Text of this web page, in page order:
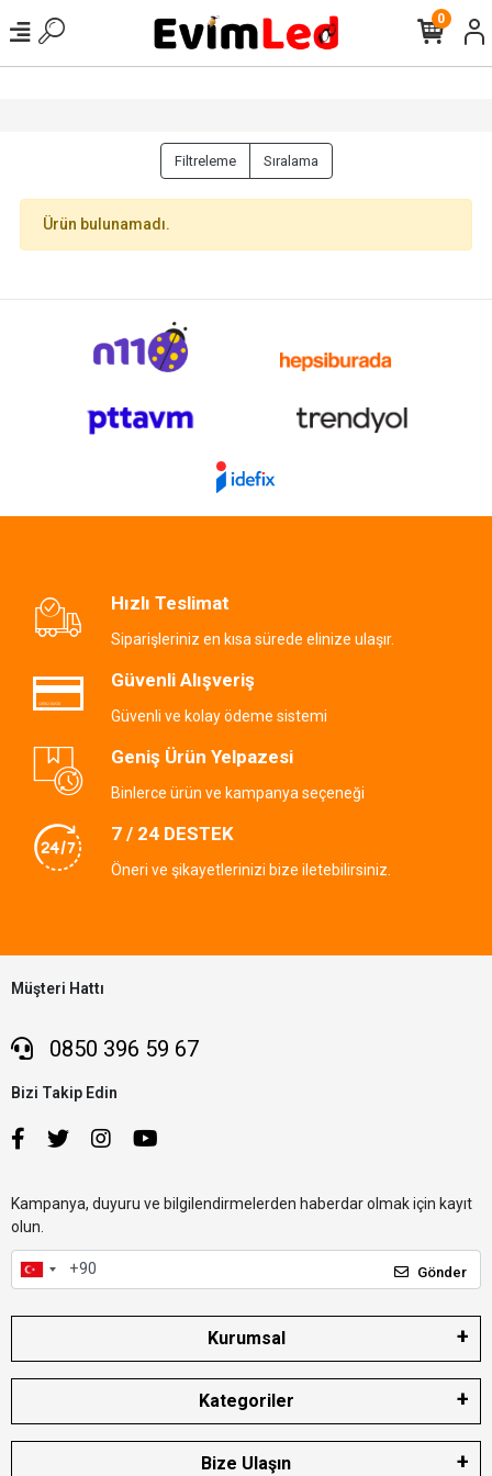
0
Filtreleme Sıralama
Ürün bulunamadı.
Hızlı Teslimat
Siparişleriniz en kısa sürede elinize ulaşır.
Güvenli Alışveriş
Güvenli ve kolay ödeme sistemi
Geniş Ürün Yelpazesi
Binlerce ürün ve kampanya seçeneği
7 / 24 DESTEK
Öneri ve şikayetlerinizi bize iletebilirsiniz.
Müşteri Hattı
0850 396 59 67
Bizi Takip Edin
Kampanya, duyuru ve bilgilendirmelerden haberdar olmak için kayıt
olun.
Gönder
Kurumsal
Kategoriler
Bize Ulaşın